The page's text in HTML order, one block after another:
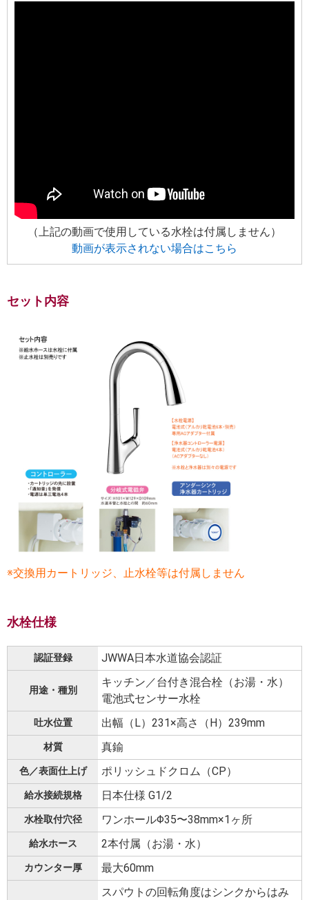
（上記の動画で使用している水栓は付属しません）
動画が表示されない場合はこちら
セット内容
※交換用カートリッジ、止水栓等は付属しません
水栓仕様
認証登録 JWWA日本水道協会認証
用途・種別
キッチン／台付き混合栓（お湯・水）
電池式センサー水栓
吐水位置 出幅（L）231×高さ（H）239mm
材質 真鍮
色／表面仕上げ ポリッシュドクロム（CP）
給水接続規格 日本仕様 G1/2
水栓取付穴径 ワンホールΦ35〜38mm×1ヶ所
給水ホース 2本付属（お湯・水）
カウンター厚 最大60mm
スパウトの回転角度はシンクからはみ